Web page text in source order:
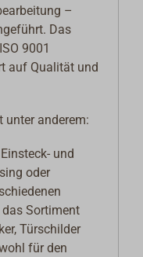
–
Das
9001
auf Qualität und
anderem:
Einsteck- und
oder
Sortiment
Türschilder
für den